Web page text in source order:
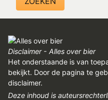
Disclaimer - Alles over bier
Het onderstaande is van
bekijkt. Door de pagina te
disclaimer.
Deze inhoud is